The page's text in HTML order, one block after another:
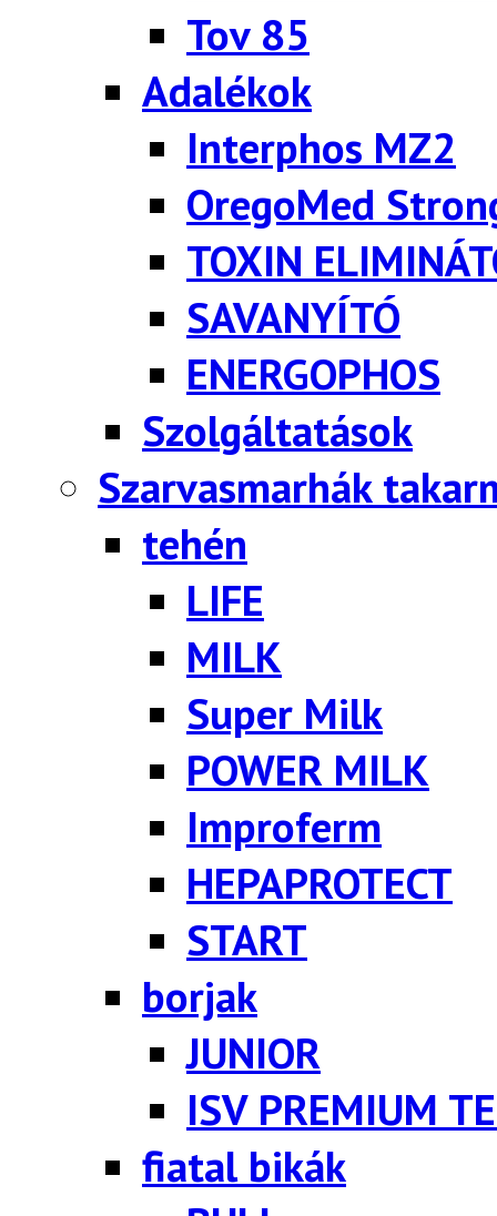
Tov 85
Adalékok
Interphos MZ2
OregoMed
TOXIN
SAVANYÍTÓ
ENERGOPHOS
Szolgáltatások
Szarvasmarhák
tehén
LIFE
MILK
Super Milk
POWER MILK
Improferm
HEPAPROTECT
START
borjak
JUNIOR
ISV PREMIUM
fiatal bikák